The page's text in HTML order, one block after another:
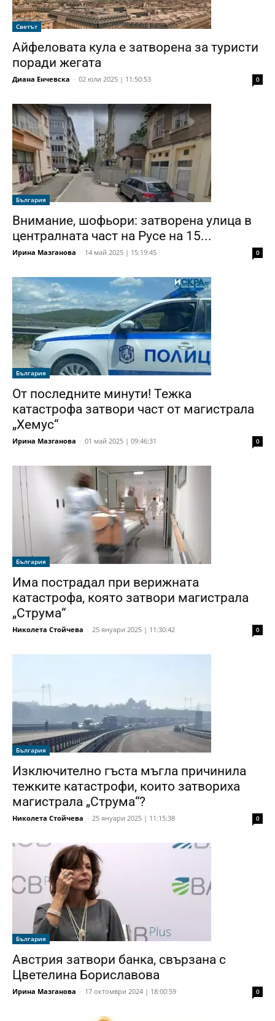
Светът
Айфеловата кула е затворена за туристи
поради жегата
Диана Енчевска - 02 юли 2025 | 11:50:53 0
България
Внимание, шофьори: затворена улица в
централната част на Русе на 15...
Ирина Мазганова - 14 май 2025 | 15:19:45 0
България
От последните минути! Тежка
катастрофа затвори част от магистрала
„Хемус“
Ирина Мазганова - 01 май 2025 | 09:46:31 0
България
Има пострадал при верижната
катастрофа, която затвори магистрала
„Струма“
Николета Стойчева - 25 януари 2025 | 11:30:42 0
България
Изключително гъста мъгла причинила
тежките катастрофи, които затвориха
магистрала „Струма“?
Николета Стойчева - 25 януари 2025 | 11:15:38 0
България
Австрия затвори банка, свързана с
Цветелина Бориславова
Ирина Мазганова - 17 октомври 2024 | 18:00:59 0